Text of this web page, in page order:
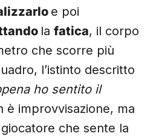
e poi
la fatica, il corpo
che scorre più
l’istinto descritto
ho sentito il
improvvisazione, ma
che sente la